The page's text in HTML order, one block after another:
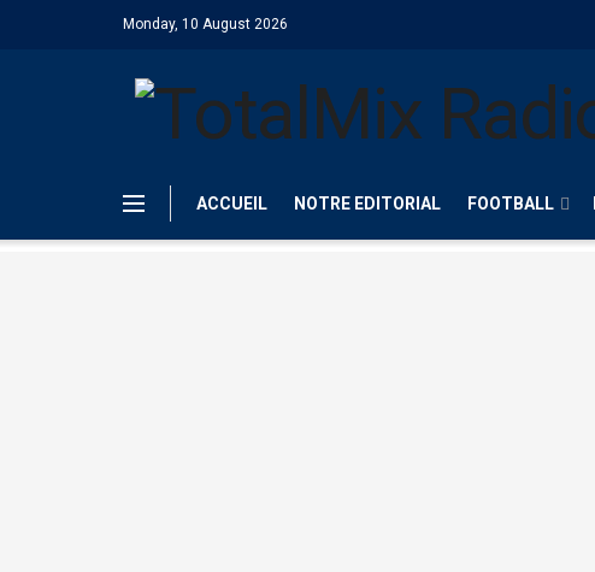
Monday, 10 August 2026
ACCUEIL NOTRE EDITORIAL FOOTBALL